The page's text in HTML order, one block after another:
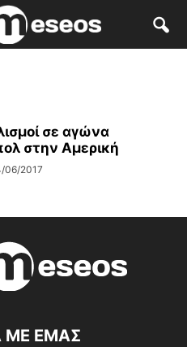
σε αγώνα
στην Αμερική
06/2017
ΜΕ ΕΜΑΣ